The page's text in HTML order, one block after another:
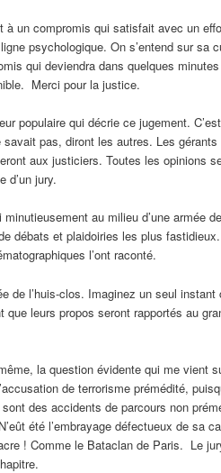
à un compromis qui satisfait avec un
psychologique. On s’entend sur sa
qui deviendra dans quelques
Merci pour la justice.
populaire qui décrie ce jugement.
pas, diront les autres. Les gérants
aux justiciers. Toutes les opinions
d’un jury.
au milieu d’une armée
débats et plaidoiries les plus
l’ont raconté.
de l’huis-clos. Imaginez un seul
que leurs propos seront rapportés au
la question évidente qui me vient
de terrorisme prémédité,
des accidents de parcours non
été l’embrayage défectueux de sa
! Comme le Bataclan de Paris. Le